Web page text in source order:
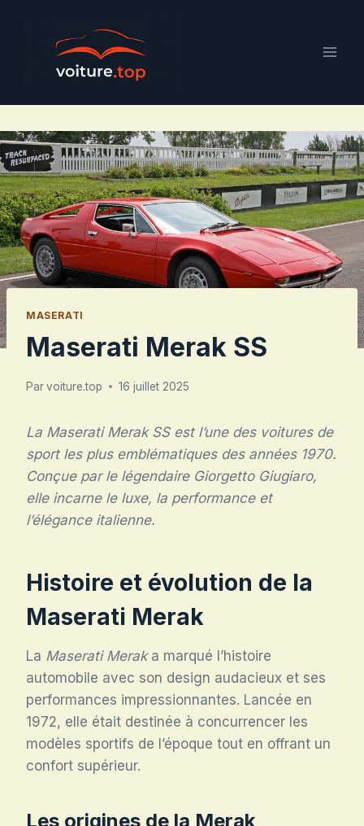
MASERATI
Maserati Merak SS
Parvoiture.top 16 juillet 2025
La Maserati Merak SS est l’une des voitures de
sport les plus emblématiques des années 1970.
Conçue par le légendaire Giorgetto Giugiaro,
elle incarne le luxe, la performance et
l’élégance italienne.
Histoire et évolution de la
Maserati Merak
La Maserati Meraka marqué l’histoire
automobile avec son design audacieux et ses
performances impressionnantes. Lancée en
1972, elle était destinée à concurrencer les
modèles sportifs de l’époque tout en offrant un
confort supérieur.
Les origines de la Merak